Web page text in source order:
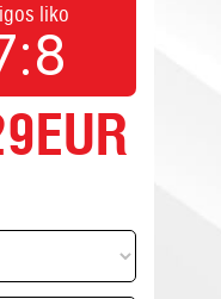
liko
:7
EUR